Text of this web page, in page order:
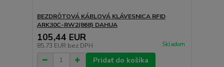
BEZDRÔTOVÁ KÁBLOVÁ KLÁVESNICA RFID
ARK30C-RW2(868) DAHUA
105,44 EUR
85,73 EUR bez DPH Skladom
Pridať do košíka